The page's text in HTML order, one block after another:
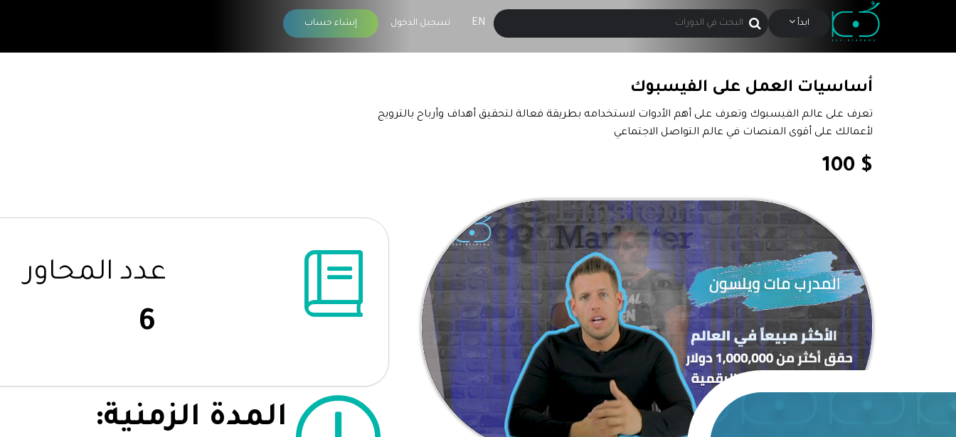
ابدأ EN تسجيل الدخول إنشاء حساب
أساسيات العمل على الفيسبوك
تعرف على عالم الفيسبوك وتعرف على أهم الأدوات لاستخدامه بطريقة فعالة لتحقيق أهداف وأرباح بالترويج
لأعمالك على أقوى المنصات في عالم التواصل الاجتماعي
$ 100
عدد المحاور
6
المدة الزمنية: